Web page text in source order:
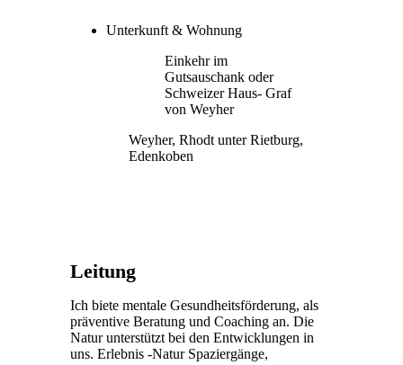
Unterkunft & Wohnung
Einkehr im
Gutsauschank oder
Schweizer Haus- Graf
von Weyher
Weyher, Rhodt unter Rietburg,
Edenkoben
Leitung
Ich biete mentale Gesundheitsförderung, als
präventive Beratung und Coaching an. Die
Natur unterstützt bei den Entwicklungen in
uns. Erlebnis -Natur Spaziergänge,